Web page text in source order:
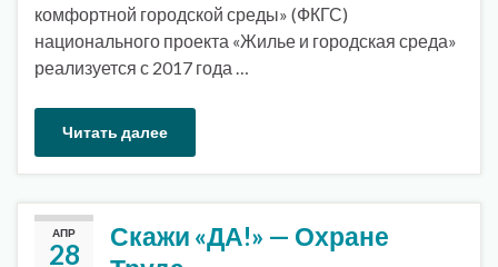
комфортной городской среды» (ФКГС)
национального проекта «Жилье и городская среда»
реализуется с 2017 года …
Читать далее
АПР
28
Скажи «ДА!» — Охране